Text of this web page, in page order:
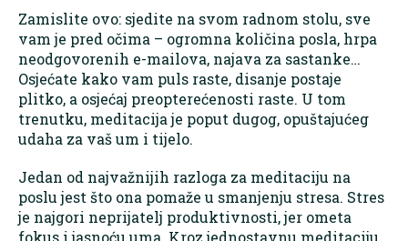
Zamislite ovo: sjedite na svom radnom stolu, sve
vam je pred očima – ogromna količina posla, hrpa
neodgovorenih e-mailova, najava za sastanke…
Osjećate kako vam puls raste, disanje postaje
plitko, a osjećaj preopterećenosti raste. U tom
trenutku, meditacija je poput dugog, opuštajućeg
udaha za vaš um i tijelo.
Jedan od najvažnijih razloga za meditaciju na
poslu jest što ona pomaže u smanjenju stresa. Stres
je najgori neprijatelj produktivnosti, jer ometa